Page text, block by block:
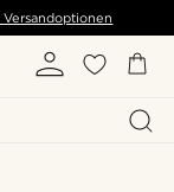
Versandoptionen